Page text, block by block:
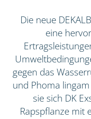
Die neue
eine
gegen das
und Phoma
sie sich DK
Rapspflanze mit